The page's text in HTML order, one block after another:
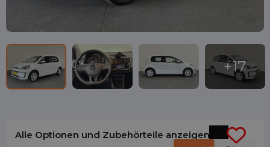
Alle Optionen und Zubehörteile anzeigen